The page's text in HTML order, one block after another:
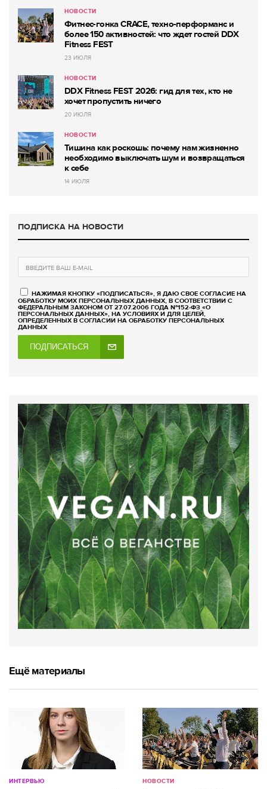
НОВОСТИ
Фитнес-гонка CRACE, техно-перформанс и
более 150 активностей: что ждет гостей DDX
Fitness FEST
23 ИЮЛЯ
НОВОСТИ
DDX Fitness FEST 2026: гид для тех, кто не
хочет пропустить ничего
20 ИЮЛЯ
НОВОСТИ
Тишина как роскошь: почему нам жизненно
необходимо выключать шум и возвращаться
к себе
14 ИЮЛЯ
ПОДПИСКА НА НОВОСТИ
НАЖИМАЯ КНОПКУ «ПОДПИСАТЬСЯ», Я ДАЮ СВОЕ СОГЛАСИЕ НА
ОБРАБОТКУ МОИХ ПЕРСОНАЛЬНЫХ ДАННЫХ, В СООТВЕТСТВИИ С
ФЕДЕРАЛЬНЫМ ЗАКОНОМ ОТ 27.07.2006 ГОДА №152-ФЗ «О
ПЕРСОНАЛЬНЫХ ДАННЫХ», НА УСЛОВИЯХ И ДЛЯ ЦЕЛЕЙ,
ОПРЕДЕЛЕННЫХ В СОГЛАСИИ НА ОБРАБОТКУ ПЕРСОНАЛЬНЫХ
ДАННЫХ
ПОДПИСАТЬСЯ
Ещё материалы
ИНТЕРВЬЮ НОВОСТИ